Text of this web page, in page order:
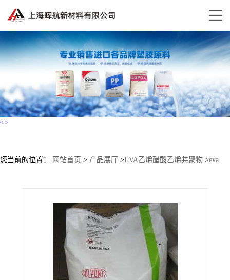
< >
您当前的位置： 网站首页 > 产品展厅 >EVA乙烯醋酸乙烯共聚物 >eva